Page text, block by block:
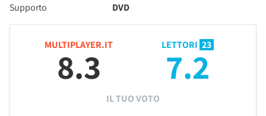
Supporto
DVD
MULTIPLAYER.IT
8.3
LETTORI 23
7.2
IL TUO VOTO